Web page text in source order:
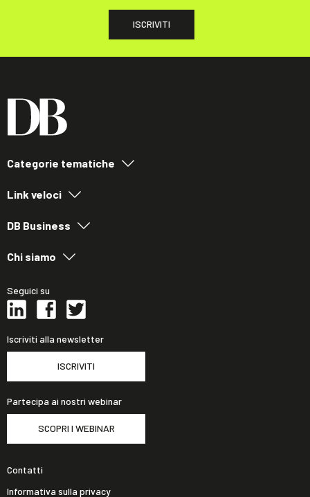
ISCRIVITI
Categorie tematiche
Link veloci
DB Business
Chi siamo
Seguici su
Iscriviti alla newsletter
ISCRIVITI
Partecipa ai nostri webinar
SCOPRI I WEBINAR
Contatti
Informativa sulla privacy